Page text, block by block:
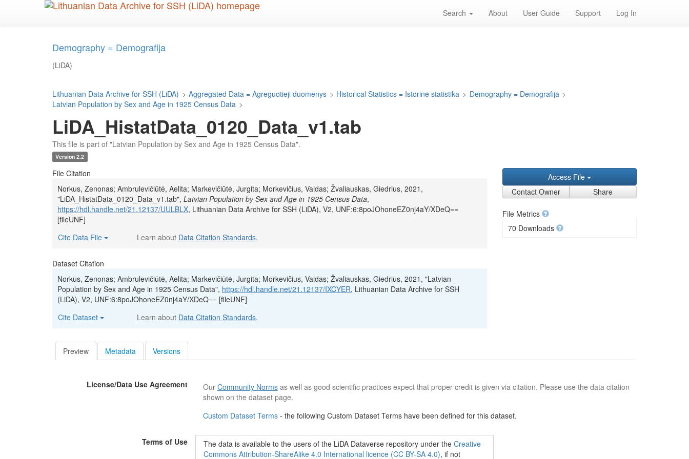
Search About User Guide Support Log In
Demography = Demografija
(LiDA)
Lithuanian Data Archive for SSH (LiDA) > Aggregated Data = Agreguotieji duomenys > Historical Statistics = Istorinė statistika > Demography = Demografija >
Latvian Population by Sex and Age in 1925 Census Data >
LiDA_HistatData_0120_Data_v1.tab
This file is part of "Latvian Population by Sex and Age in 1925 Census Data".
Version 2.2
File Citation
Norkus, Zenonas; Ambrulevičiūtė, Aelita; Markevičiūtė, Jurgita; Morkevičius, Vaidas; Žvaliauskas, Giedrius, 2021,
"LiDA_HistatData_0120_Data_v1.tab", Latvian Population by Sex and Age in 1925 Census Data,
https://hdl.handle.net/21.12137/UULBLX, Lithuanian Data Archive for SSH (LiDA), V2, UNF:6:8poJOhoneEZ0nj4aY/XDeQ==
[fileUNF]
Cite Data File
Learn about Data Citation Standards.
Dataset Citation
Norkus, Zenonas; Ambrulevičiūtė, Aelita; Markevičiūtė, Jurgita; Morkevičius, Vaidas; Žvaliauskas, Giedrius, 2021, "Latvian
Population by Sex and Age in 1925 Census Data", https://hdl.handle.net/21.12137/IXCYER, Lithuanian Data Archive for SSH
(LiDA), V2, UNF:6:8poJOhoneEZ0nj4aY/XDeQ== [fileUNF]
Cite Dataset
Learn about Data Citation Standards.
Access File
Contact Owner
Share
File Metrics
70 Downloads
Preview Metadata Versions
License/Data Use Agreement Our Community Normsas well as good scientific practices expect that proper credit is given via citation. Please use the data citation
shown on the dataset page.
Custom Dataset Terms - the following Custom Dataset Terms have been defined for this dataset.
Terms of Use The data is available to the users of the LiDA Dataverse repository under the Creative
Commons Attribution-ShareAlike 4.0 International licence (CC BY-SA 4.0), if not